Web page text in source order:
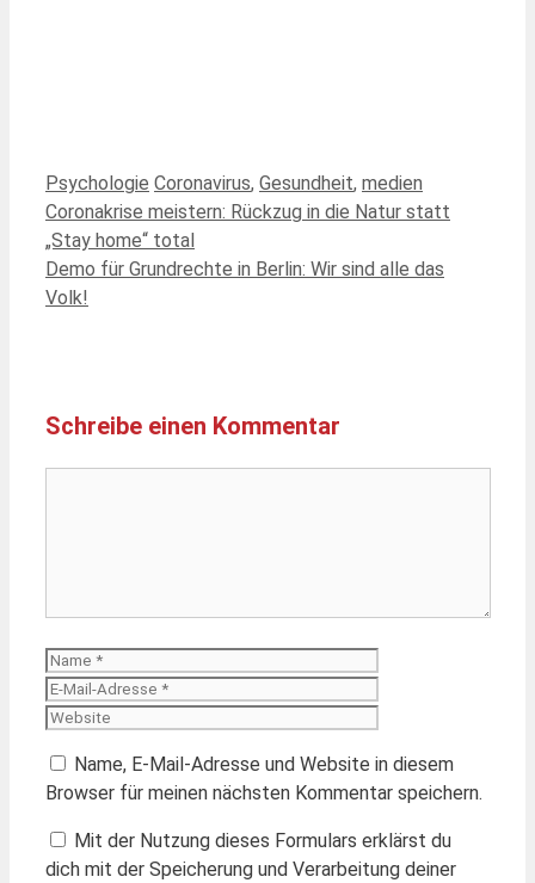
Kategorien
Psychologie Schlagwörter
Coronavirus, Gesundheit, medien
Coronakrise meistern: Rückzug in die Natur statt
„Stay home“ total
Demo für Grundrechte in Berlin: Wir sind alle das
Volk!
Schreibe einen Kommentar
Name
Name, E-Mail-Adresse und Website in diesem
Browser für meinen nächsten Kommentar speichern.
Mit der Nutzung dieses Formulars erklärst du
dich mit der Speicherung und Verarbeitung deiner